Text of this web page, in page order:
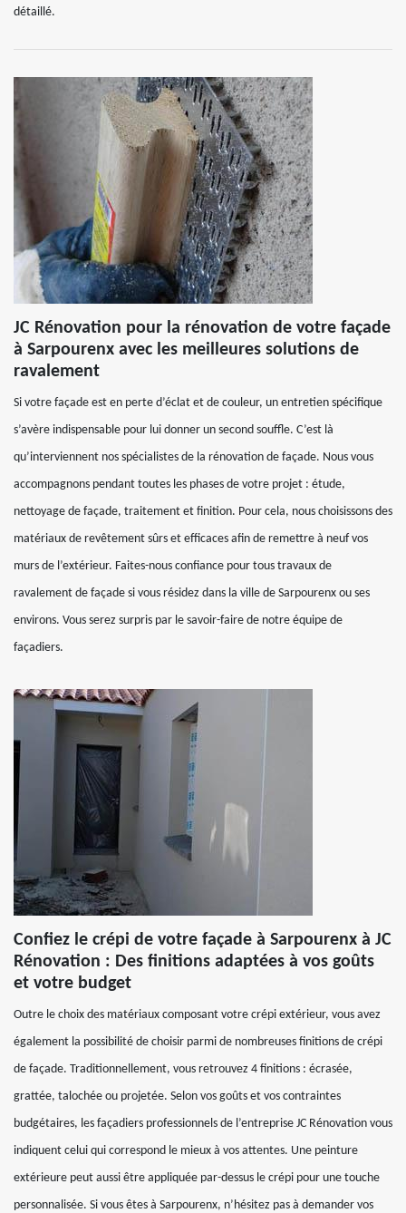
détaillé.
JC Rénovation pour la rénovation de votre façade
à Sarpourenx avec les meilleures solutions de
ravalement
Si votre façade est en perte d’éclat et de couleur, un entretien spécifique
s’avère indispensable pour lui donner un second souffle. C’est là
qu’interviennent nos spécialistes de la rénovation de façade. Nous vous
accompagnons pendant toutes les phases de votre projet : étude,
nettoyage de façade, traitement et finition. Pour cela, nous choisissons des
matériaux de revêtement sûrs et efficaces afin de remettre à neuf vos
murs de l’extérieur. Faites-nous confiance pour tous travaux de
ravalement de façade si vous résidez dans la ville de Sarpourenx ou ses
environs. Vous serez surpris par le savoir-faire de notre équipe de
façadiers.
Confiez le crépi de votre façade à Sarpourenx à JC
Rénovation : Des finitions adaptées à vos goûts
et votre budget
Outre le choix des matériaux composant votre crépi extérieur, vous avez
également la possibilité de choisir parmi de nombreuses finitions de crépi
de façade. Traditionnellement, vous retrouvez 4 finitions : écrasée,
grattée, talochée ou projetée. Selon vos goûts et vos contraintes
budgétaires, les façadiers professionnels de l’entreprise JC Rénovation vous
indiquent celui qui correspond le mieux à vos attentes. Une peinture
extérieure peut aussi être appliquée par-dessus le crépi pour une touche
personnalisée. Si vous êtes à Sarpourenx, n’hésitez pas à demander vos